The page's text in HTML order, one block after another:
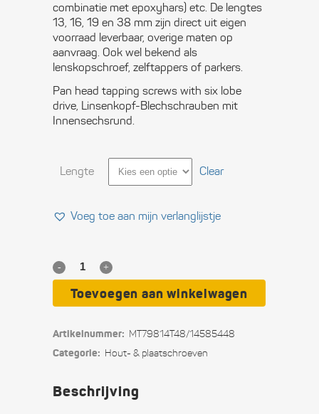
combinatie met epoxyhars) etc. De lengtes
13, 16, 19 en 38 mm zijn direct uit eigen
voorraad leverbaar, overige maten op
aanvraag. Ook wel bekend als
lenskopschroef, zelftappers of parkers.
Pan head tapping screws with six lobe
drive, Linsenkopf-Blechschrauben mit
Innensechsrund.
Lengte Clear
Voeg toe aan mijn verlanglijstje
RVS
plaat­
Toevoegen aan winkelwagen
Artikelnummer: MT79814T48/14585448
Categorie: Hout- & plaat­schroeven
Beschrijving